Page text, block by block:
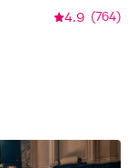
4.9 (764)